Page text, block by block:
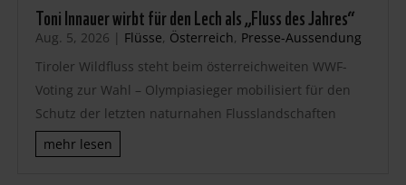
Toni Innauer wirbt für den Lech als „Fluss des Jahres“
Aug. 5, 2026 | Flüsse, Österreich, Presse-Aussendung
Tiroler Wildfluss steht beim österreichweiten WWF-
Voting zur Wahl – Olympiasieger mobilisiert für den
Schutz der letzten naturnahen Flusslandschaften
mehr lesen